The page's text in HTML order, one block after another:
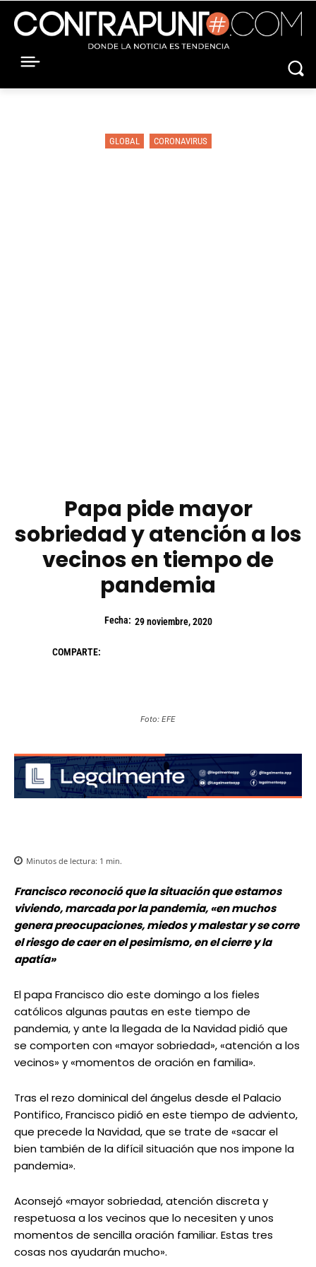
GLOBAL CORONAVIRUS
Papa pide mayor
sobriedad y atención a los
vecinos en tiempo de
pandemia
Fecha: 29 noviembre, 2020
COMPARTE:
Foto: EFE
Minutos de lectura: 1 min.
Francisco reconoció que la situación que estamos
viviendo, marcada por la pandemia, «en muchos
genera preocupaciones, miedos y malestar y se corre
el riesgo de caer en el pesimismo, en el cierre y la
apatía»
El papa Francisco dio este domingo a los fieles
católicos algunas pautas en este tiempo de
pandemia, y ante la llegada de la Navidad pidió que
se comporten con «mayor sobriedad», «atención a los
vecinos» y «momentos de oración en familia».
Tras el rezo dominical del ángelus desde el Palacio
Pontifico, Francisco pidió en este tiempo de adviento,
que precede la Navidad, que se trate de «sacar el
bien también de la difícil situación que nos impone la
pandemia».
Aconsejó «mayor sobriedad, atención discreta y
respetuosa a los vecinos que lo necesiten y unos
momentos de sencilla oración familiar. Estas tres
cosas nos ayudarán mucho».